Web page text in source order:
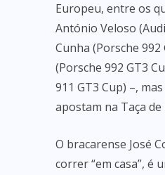
Europeu, entre os
António Veloso
Cunha (Porsche 992
(Porsche 992 GT3
911 GT3 Cup) –,
apostam na Taça
O bracarense José
correr “em casa”, é